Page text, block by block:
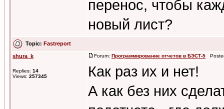
перенос, чтобы
новый лист?
Topic: Fastreport
shura_k
Replies: 14
Views: 257345
Forum: Программирование отчетов в БЭСТ-5
Как раз их и нет!
А как без них